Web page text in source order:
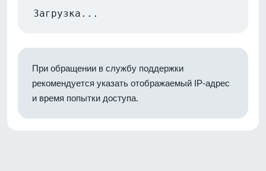
Загрузка...
При обращении в службу поддержки
рекомендуется указать отображаемый IP-адрес
и время попытки доступа.